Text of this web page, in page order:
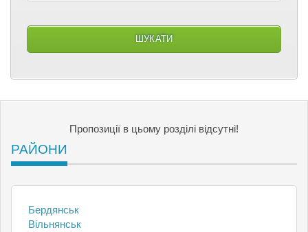
Пропозиції в цьому розділі відсутні!
РАЙОНИ
Бердянськ
Вільнянськ